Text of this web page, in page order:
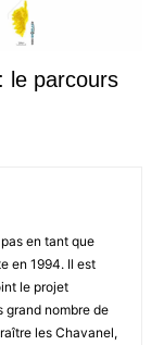
le parcours
en tant que
en 1994. Il est
le projet
grand nombre de
les Chavanel,